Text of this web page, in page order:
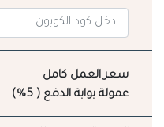
سعر العمل كامل
عمولة بوابة الدفع ( 5%)